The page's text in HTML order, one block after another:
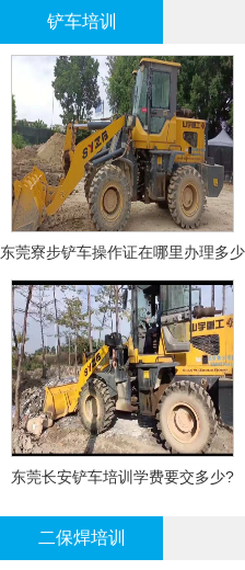
铲车培训
东莞寮步铲车操作证在哪里办理多少
钱
东莞长安铲车培训学费要交多少?
二保焊培训